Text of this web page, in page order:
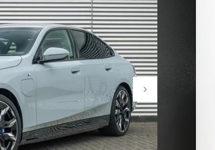
3-DEURS
CABRIO
5-DEURS
COOPER WORKS
SMITH EDITION